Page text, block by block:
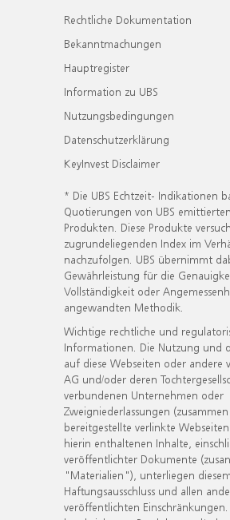
Rechtliche Dokumentation
Bekanntmachungen
Hauptregister
Information zu UBS
Nutzungsbedingungen
Datenschutzerklärung
KeyInvest Disclaimer
* Die UBS Echtzeit- Indikationen
Quotierungen von UBS
Produkten. Diese Produkte
zugrundeliegenden Index im
nachzufolgen. UBS übernimmt
Gewährleistung für die
Vollständigkeit oder
angewandten Methodik.
Wichtige rechtliche und
Informationen. Die Nutzung und
auf diese Webseiten oder andere
AG und/oder deren
verbundenen Unternehmen oder
Zweigniederlassungen
bereitgestellte verlinkte
hierin enthaltenen Inhalte,
veröffentlichter Dokumente
"Materialien"), unterliegen diesem
Haftungsausschluss und allen
veröffentlichten